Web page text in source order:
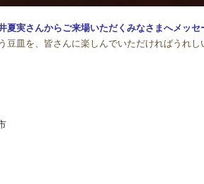
夏実さんからご来場いただくみなさまへメッセ
豆皿を、皆さんに楽しんでいただければうれし